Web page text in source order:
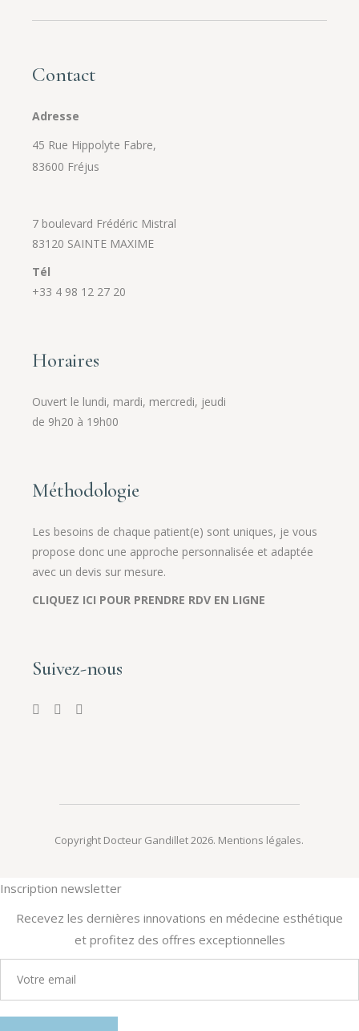
Contact
Adresse
45 Rue Hippolyte Fabre,
83600 Fréjus
7 boulevard Frédéric Mistral
83120 SAINTE MAXIME
Tél
+33 4 98 12 27 20
Horaires
Ouvert le lundi, mardi, mercredi, jeudi
de 9h20 à 19h00
Méthodologie
Les besoins de chaque patient(e) sont uniques, je vous
propose donc une approche personnalisée et adaptée
avec un devis sur mesure.
CLIQUEZ ICI POUR PRENDRE RDV EN LIGNE
Suivez-nous
Copyright Docteur Gandillet 2026. Mentions légales.
Inscription newsletter
Recevez les dernières innovations en médecine esthétique
et profitez des offres exceptionnelles